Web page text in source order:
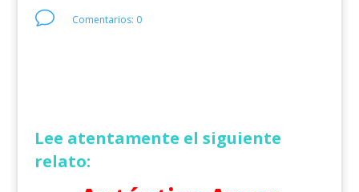
v Comentarios: 0
Lee atentamente el siguiente
relato: